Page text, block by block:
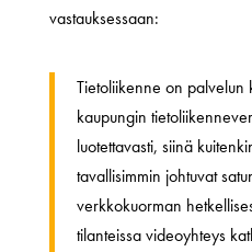
vastauksessaan:
Tietoliikenne on palvelun
kaupungin
luotettavasti, siinä
tavallisimmin johtuvat
verkkokuorman
tilanteissa videoyhteys